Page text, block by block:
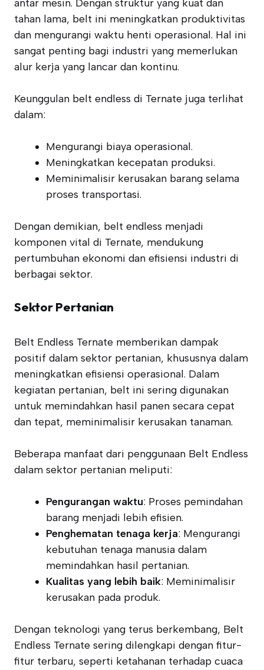
antar mesin. Dengan struktur yang kuat dan
tahan lama, belt ini meningkatkan produktivitas
dan mengurangi waktu henti operasional. Hal ini
sangat penting bagi industri yang memerlukan
alur kerja yang lancar dan kontinu.
Keunggulan belt endless di Ternate juga terlihat
dalam:
Mengurangi biaya operasional.
Meningkatkan kecepatan produksi.
Meminimalisir kerusakan barang selama
proses transportasi.
Dengan demikian, belt endless menjadi
komponen vital di Ternate, mendukung
pertumbuhan ekonomi dan efisiensi industri di
berbagai sektor.
Sektor Pertanian
Belt Endless Ternate memberikan dampak
positif dalam sektor pertanian, khususnya dalam
meningkatkan efisiensi operasional. Dalam
kegiatan pertanian, belt ini sering digunakan
untuk memindahkan hasil panen secara cepat
dan tepat, meminimalisir kerusakan tanaman.
Beberapa manfaat dari penggunaan Belt Endless
dalam sektor pertanian meliputi:
Pengurangan waktu: Proses pemindahan
barang menjadi lebih efisien.
Penghematan tenaga kerja: Mengurangi
kebutuhan tenaga manusia dalam
memindahkan hasil pertanian.
Kualitas yang lebih baik: Meminimalisir
kerusakan pada produk.
Dengan teknologi yang terus berkembang, Belt
Endless Ternate sering dilengkapi dengan fitur-
fitur terbaru, seperti ketahanan terhadap cuaca